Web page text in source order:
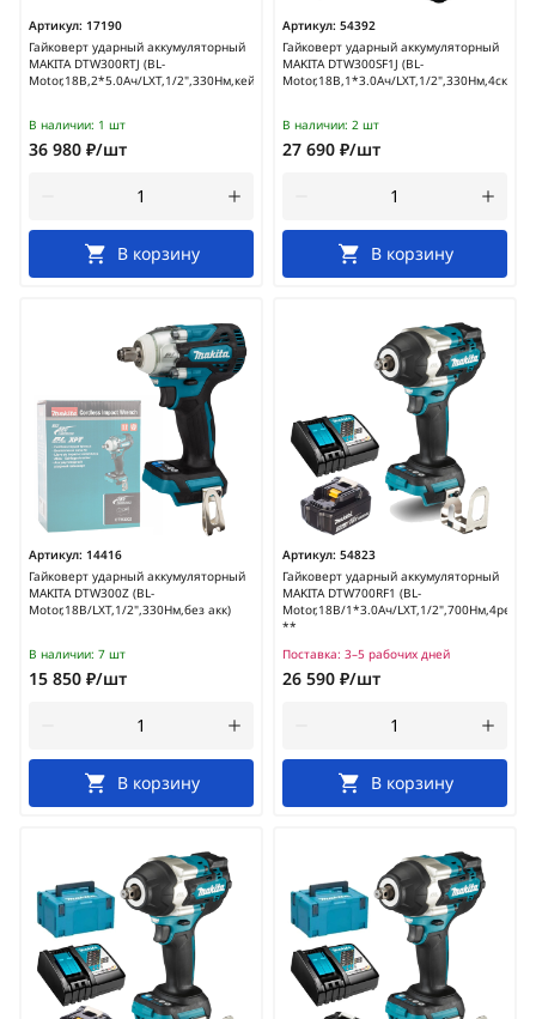
Артикул: 17190
Гайковерт ударный аккумуляторный
MAKITA DTW300RTJ (BL-
Motor,18В,2*5.0Ач/LXT,1/2",330Нм,кейс)
В наличии: 1 шт
36 980 ₽/шт
В корзину
Артикул: 54392
Гайковерт ударный аккумуляторный
MAKITA DTW300SF1J (BL-
Motor,18В,1*3.0Ач/LXT,1/
В наличии: 2 шт
27 690 ₽/шт
В корзину
Артикул: 14416
Гайковерт ударный аккумуляторный
MAKITA DTW300Z (BL-
Motor,18В/LXT,1/2",330Нм,без акк)
В наличии: 7 шт
15 850 ₽/шт
В корзину
Артикул: 54823
Гайковерт ударный аккумуляторный
MAKITA DTW700RF1 (BL-
Motor,18В/1*3.0Ач/LXT,1/
**
Поставка: 3–5 рабочих дней
26 590 ₽/шт
В корзину